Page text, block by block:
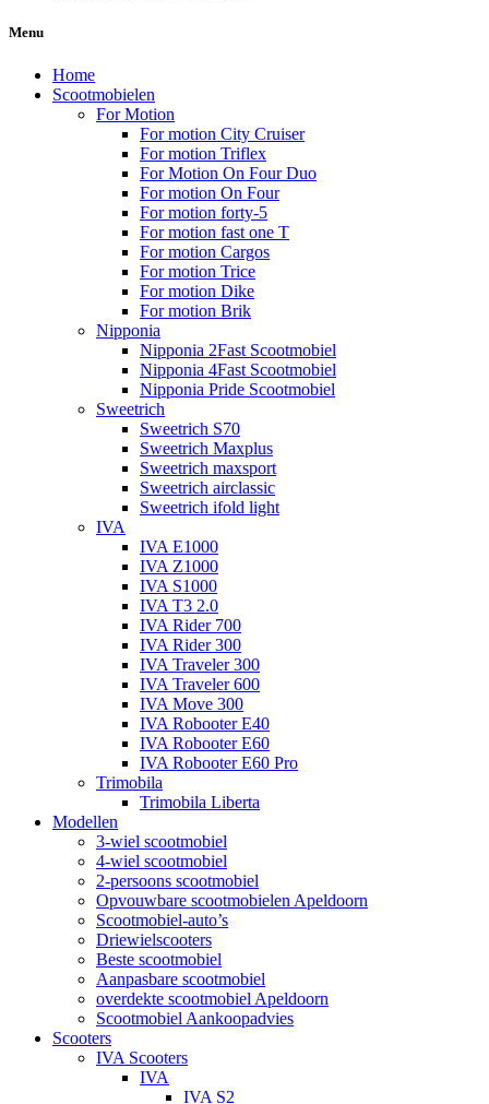
Menu
Home
Scootmobielen
For Motion
For motion City Cruiser
For motion Triflex
For Motion On Four Duo
For motion On Four
For motion forty-5
For motion fast one T
For motion Cargos
For motion Trice
For motion Dike
For motion Brik
Nipponia
Nipponia 2Fast Scootmobiel
Nipponia 4Fast Scootmobiel
Nipponia Pride Scootmobiel
Sweetrich
Sweetrich S70
Sweetrich Maxplus
Sweetrich maxsport
Sweetrich airclassic
Sweetrich ifold light
IVA
IVA E1000
IVA Z1000
IVA S1000
IVA T3 2.0
IVA Rider 700
IVA Rider 300
IVA Traveler 300
IVA Traveler 600
IVA Move 300
IVA Robooter E40
IVA Robooter E60
IVA Robooter E60 Pro
Trimobila
Trimobila Liberta
Modellen
3-wiel scootmobiel
4-wiel scootmobiel
2-persoons scootmobiel
Opvouwbare scootmobielen Apeldoorn
Scootmobiel-auto’s
Driewielscooters
Beste scootmobiel
Aanpasbare scootmobiel
overdekte scootmobiel Apeldoorn
Scootmobiel Aankoopadvies
Scooters
IVA Scooters
IVA
IVA S2